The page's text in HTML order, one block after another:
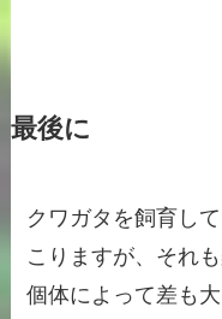
最後に
クワガタを飼育し
こりますが、それ
個体によって差も